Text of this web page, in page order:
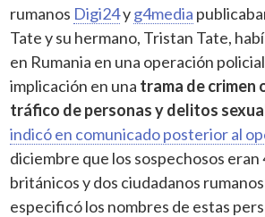
rumanos Digi24yg4media
Tate y su hermano, Tristan Tate,
en Rumania en una operación
implicación en una trama de crimen
tráfico de personas y delitos
indicó en comunicado posterior al
diciembre que los sospechosos eran
británicos y dos ciudadanos
especificó los nombres de estas